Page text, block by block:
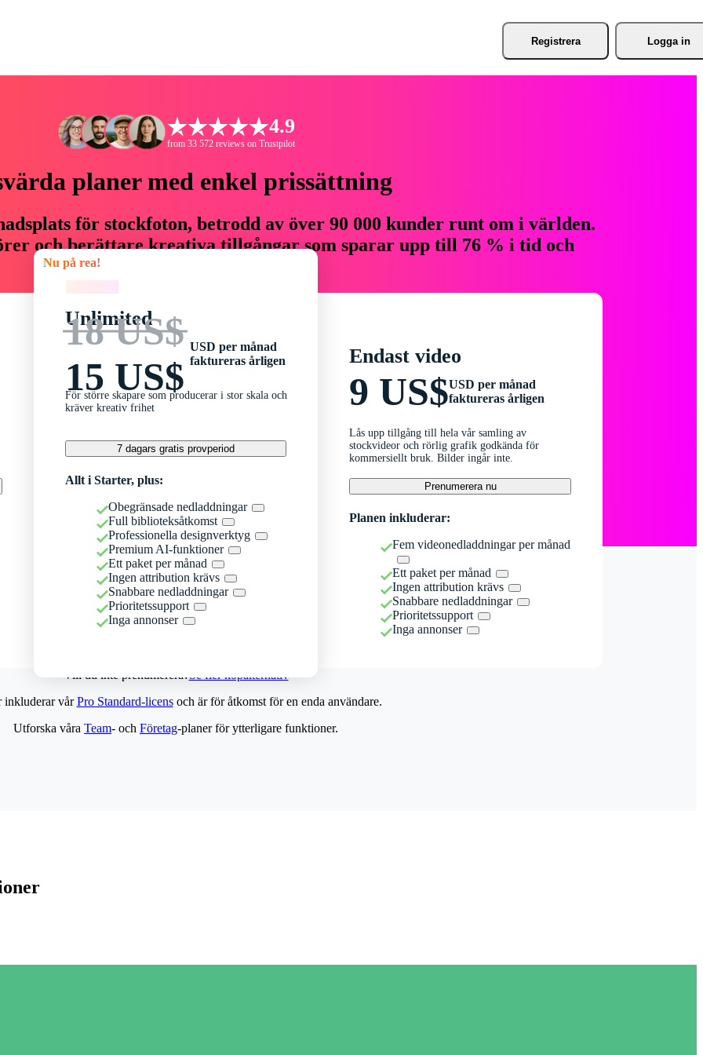
Registrera Logga in
4.9
from 33 572 reviews on Trustpilot
planer med enkel prissättning
för stockfoton, betrodd av över 90 000 kunder runt om i världen.
och berättare kreativa tillgångar som sparar upp till 76 % i tid och
Nu på rea!
Unlimited
18 US$
15 US$
USD per månad
faktureras årligen
För större skapare som producerar i stor skala och
kräver kreativ frihet
7 dagars gratis provperiod
Allt i Starter, plus:
Obegränsade nedladdningar
Full biblioteksåtkomst
Professionella designverktyg
Premium AI-funktioner
Ett paket per månad
Ingen attribution krävs
Snabbare nedladdningar
Prioritetssupport
Inga annonser
Endast video
9 US$USD per månad
faktureras årligen
Lås upp tillgång till hela vår samling av
stockvideor och rörlig grafik godkända för
kommersiellt bruk. Bilder ingår inte.
Prenumerera nu
Planen inkluderar:
Fem videonedladdningar per månad
Ett paket per månad
Ingen attribution krävs
Snabbare nedladdningar
Prioritetssupport
Inga annonser
Vill du inte prenumerera?Se fler köpalternativ
inkluderar vårPro Standard-licensoch är för åtkomst för en enda användare.
Utforska våra Team- och Företag-planer för ytterligare funktioner.